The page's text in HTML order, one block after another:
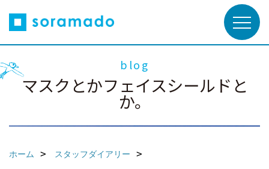
blog
マスクとかフェイスシールドと
か。
ホーム
スタッフダイアリー